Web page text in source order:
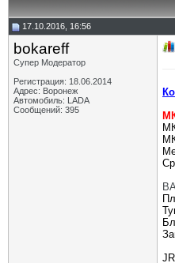
17.10.2016, 16:56
bokareff
Супер Модератор
Регистрация: 18.06.2014
Адрес: Воронеж
Автомобиль: LADA
Сообщений: 395